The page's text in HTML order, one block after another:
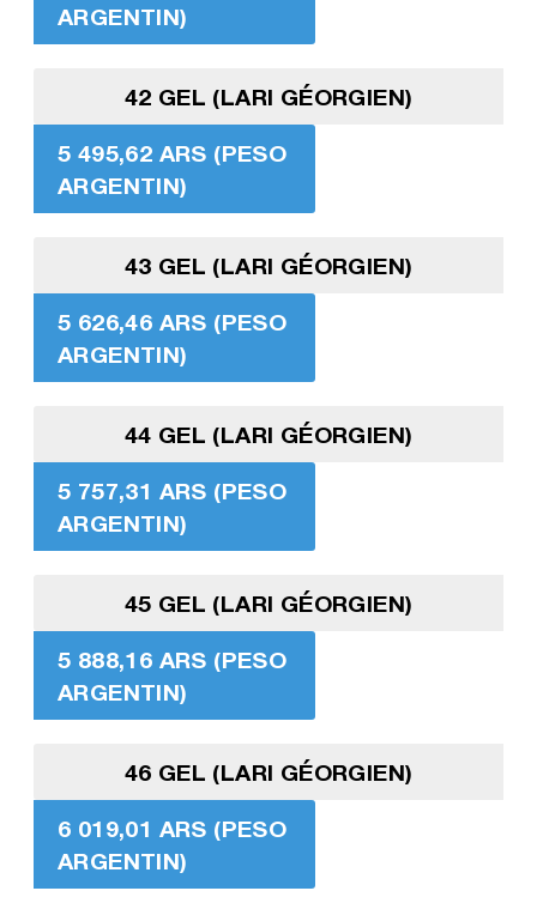
ARGENTIN)
42 GEL (LARI GÉORGIEN)
5 495,62 ARS (PESO
ARGENTIN)
43 GEL (LARI GÉORGIEN)
5 626,46 ARS (PESO
ARGENTIN)
44 GEL (LARI GÉORGIEN)
5 757,31 ARS (PESO
ARGENTIN)
45 GEL (LARI GÉORGIEN)
5 888,16 ARS (PESO
ARGENTIN)
46 GEL (LARI GÉORGIEN)
6 019,01 ARS (PESO
ARGENTIN)